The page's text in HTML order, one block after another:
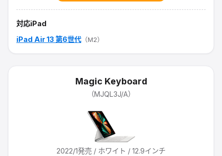
対応iPad
iPad Air 13 第6世代 （M2）
Magic Keyboard
（MJQL3J/A）
2022/1発売 / ホワイト / 12.9インチ